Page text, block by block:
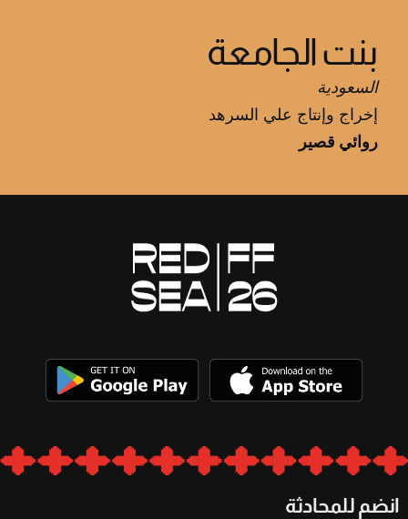
بنت الجامعة
السعودية
إخراج وإنتاج علي السرهد
روائي قصير
انضم للمحادثة